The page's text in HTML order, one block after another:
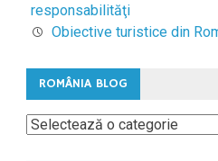
responsabilităţi
Obiective turistice din
ROMÂNIA BLOG
România